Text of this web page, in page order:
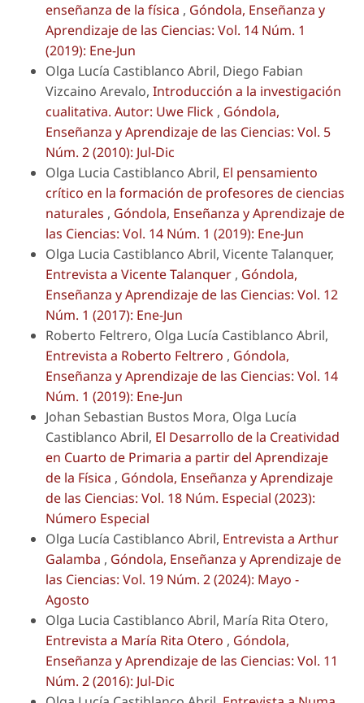
enseñanza de la física , Góndola, Enseñanza y
Aprendizaje de las Ciencias: Vol. 14 Núm. 1
(2019): Ene-Jun
Olga Lucía Castiblanco Abril, Diego Fabian
Vizcaino Arevalo, Introducción a la investigación
cualitativa. Autor: Uwe Flick , Góndola,
Enseñanza y Aprendizaje de las Ciencias: Vol. 5
Núm. 2 (2010): Jul-Dic
Olga Lucia Castiblanco Abril, El pensamiento
crítico en la formación de profesores de ciencias
naturales , Góndola, Enseñanza y Aprendizaje de
las Ciencias: Vol. 14 Núm. 1 (2019): Ene-Jun
Olga Lucia Castiblanco Abril, Vicente Talanquer,
Entrevista a Vicente Talanquer , Góndola,
Enseñanza y Aprendizaje de las Ciencias: Vol. 12
Núm. 1 (2017): Ene-Jun
Roberto Feltrero, Olga Lucía Castiblanco Abril,
Entrevista a Roberto Feltrero , Góndola,
Enseñanza y Aprendizaje de las Ciencias: Vol. 14
Núm. 1 (2019): Ene-Jun
Johan Sebastian Bustos Mora, Olga Lucía
Castiblanco Abril, El Desarrollo de la Creatividad
en Cuarto de Primaria a partir del Aprendizaje
de la Física , Góndola, Enseñanza y Aprendizaje
de las Ciencias: Vol. 18 Núm. Especial (2023):
Número Especial
Olga Lucía Castiblanco Abril, Entrevista a Arthur
Galamba , Góndola, Enseñanza y Aprendizaje de
las Ciencias: Vol. 19 Núm. 2 (2024): Mayo -
Agosto
Olga Lucia Castiblanco Abril, María Rita Otero,
Entrevista a María Rita Otero , Góndola,
Enseñanza y Aprendizaje de las Ciencias: Vol. 11
Núm. 2 (2016): Jul-Dic